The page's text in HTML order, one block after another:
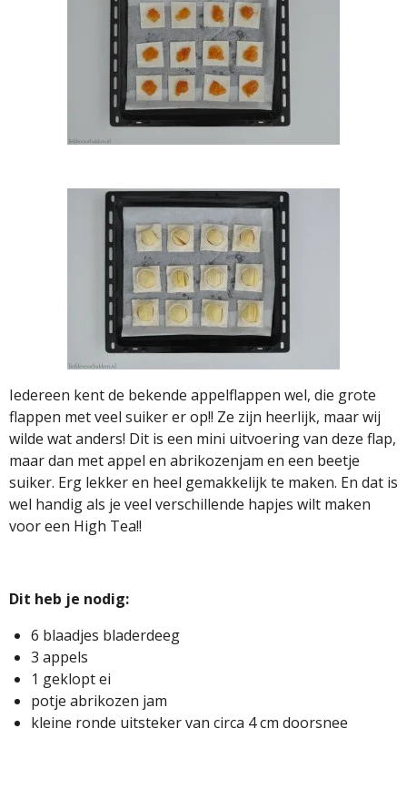
Iedereen kent de bekende appelflappen wel, die grote
flappen met veel suiker er op!! Ze zijn heerlijk, maar wij
wilde wat anders! Dit is een mini uitvoering van deze flap,
maar dan met appel en abrikozenjam en een beetje
suiker. Erg lekker en heel gemakkelijk te maken. En dat is
wel handig als je veel verschillende hapjes wilt maken
voor een High Tea!!
Dit heb je nodig:
6 blaadjes bladerdeeg
3 appels
1 geklopt ei
potje abrikozen jam
kleine ronde uitsteker van circa 4 cm doorsnee